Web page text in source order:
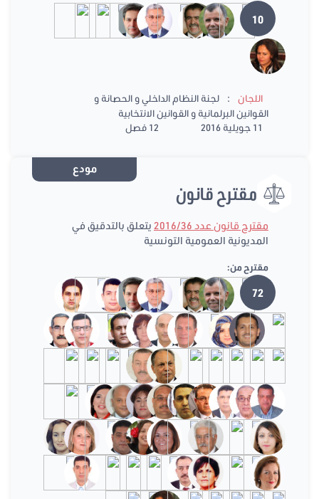
10
اللجان :
لجنة النظام الداخلي و الحصانة و
القوانين البرلمانية و القوانين الانتخابية
11 جويلية 2016
12 فصل
مودع
مقترح قانون
مقترح قانون عدد 2016/36
يتعلق بالتدقيق في
المديونية العمومية التونسية
مقترح من:
72